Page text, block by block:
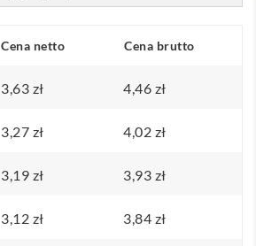
Cena netto Cena brutto
3,63 zł 4,46 zł
3,27 zł 4,02 zł
3,19 zł 3,93 zł
3,12 zł 3,84 zł